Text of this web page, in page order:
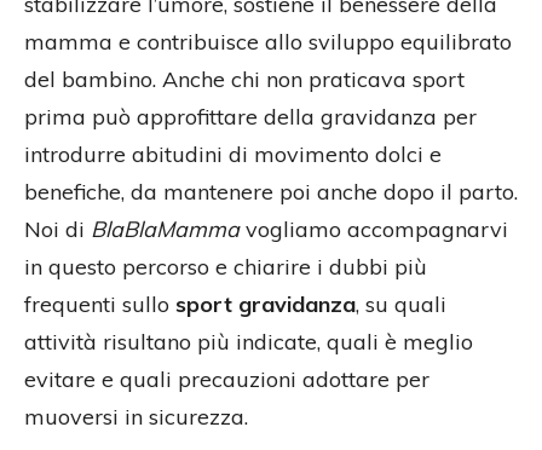
mamma e contribuisce allo sviluppo equilibrato
del bambino. Anche chi non praticava sport
prima può approfittare della gravidanza per
introdurre abitudini di movimento dolci e
benefiche, da mantenere poi anche dopo il parto.
Noi di BlaBlaMammavogliamo accompagnarvi
in questo percorso e chiarire i dubbi più
frequenti sullo sport gravidanza, su quali
attività risultano più indicate, quali è meglio
evitare e quali precauzioni adottare per
muoversi in sicurezza.